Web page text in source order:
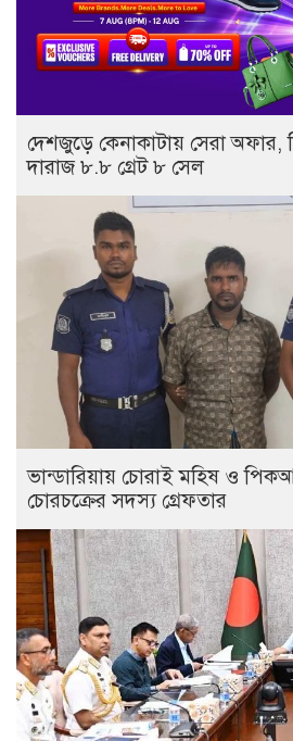
দেশজুড়ে কেনাকাটায় সেরা
দারাজ ৮.৮ গ্রেট ৮ সেল
ভান্ডারিয়ায় চোরাই মহিষ ও
চোরচক্রের সদস্য গ্রেফতার